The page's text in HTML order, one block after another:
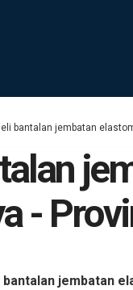
bantalan jembatan
-
bantalan jembatan